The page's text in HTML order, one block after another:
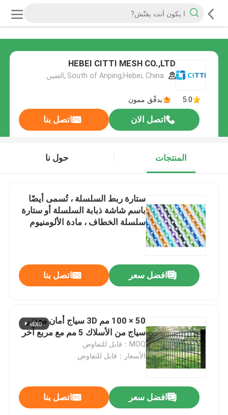
HEBEI CITTI MESH CO.,LTD
5.0 يدقّق ممون
اتصل الان اتصل بنا
المنتجات حول نا
ستارة ربط السلسلة ، تُسمى أيضًا
باسم شاشة ذبابة السلسلة أو ستارة
سلسلة الخطاف ، مادة الألومنيوم
افضل سعر اتصل بنا
50 × 100 مم 3D سياج أمان معدني
سياج من الأسلاك 5 مم مع مربع آخر
MOQ：قابل للتفاوض
الأسعار：قابل للتفاوض
افضل سعر اتصل بنا